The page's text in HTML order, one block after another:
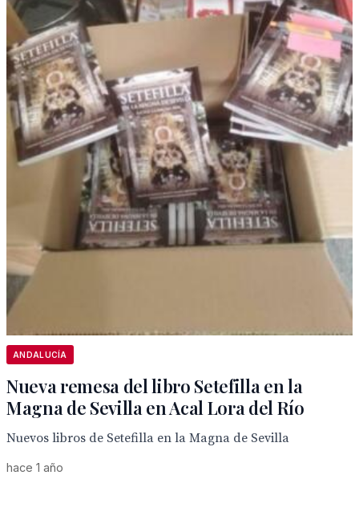
ANDALUCÍA
Nueva remesa del libro Setefilla en la
Magna de Sevilla en Acal Lora del Río
Nuevos libros de Setefilla en la Magna de Sevilla
hace 1 año